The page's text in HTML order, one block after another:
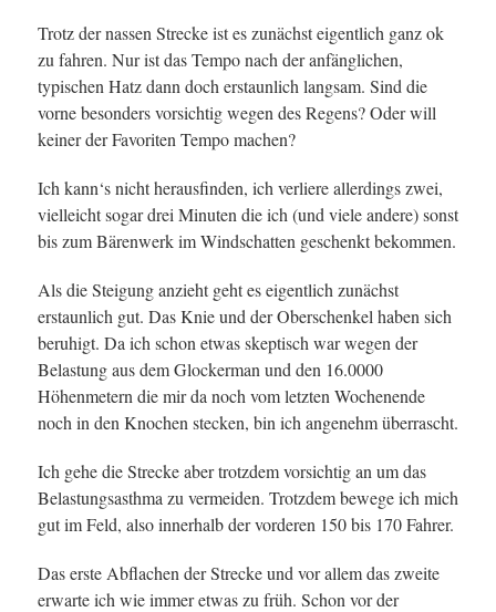
Trotz der nassen Strecke ist es zunächst eigentlich ganz ok
zu fahren. Nur ist das Tempo nach der anfänglichen,
typischen Hatz dann doch erstaunlich langsam. Sind die
vorne besonders vorsichtig wegen des Regens? Oder will
keiner der Favoriten Tempo machen?
Ich kann‘s nicht herausfinden, ich verliere allerdings zwei,
vielleicht sogar drei Minuten die ich (und viele andere) sonst
bis zum Bärenwerk im Windschatten geschenkt bekommen.
Als die Steigung anzieht geht es eigentlich zunächst
erstaunlich gut. Das Knie und der Oberschenkel haben sich
beruhigt. Da ich schon etwas skeptisch war wegen der
Belastung aus dem Glockerman und den 16.0000
Höhenmetern die mir da noch vom letzten Wochenende
noch in den Knochen stecken, bin ich angenehm überrascht.
Ich gehe die Strecke aber trotzdem vorsichtig an um das
Belastungsasthma zu vermeiden. Trotzdem bewege ich mich
gut im Feld, also innerhalb der vorderen 150 bis 170 Fahrer.
Das erste Abflachen der Strecke und vor allem das zweite
erwarte ich wie immer etwas zu früh. Schon vor der